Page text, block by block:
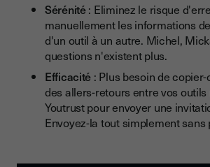
Sérénité: Eliminez le risque
manuellement les informations
d'un outil à un autre. Michel,
questions n'existent plus.
Efficacité : Plus besoin de
des allers-retours entre vos
Youtrust pour envoyer une
Envoyez-la tout simplement sans